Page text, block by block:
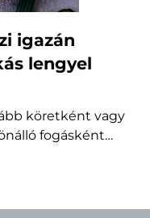
igazán
lengyel
köretként vagy
fogásként…